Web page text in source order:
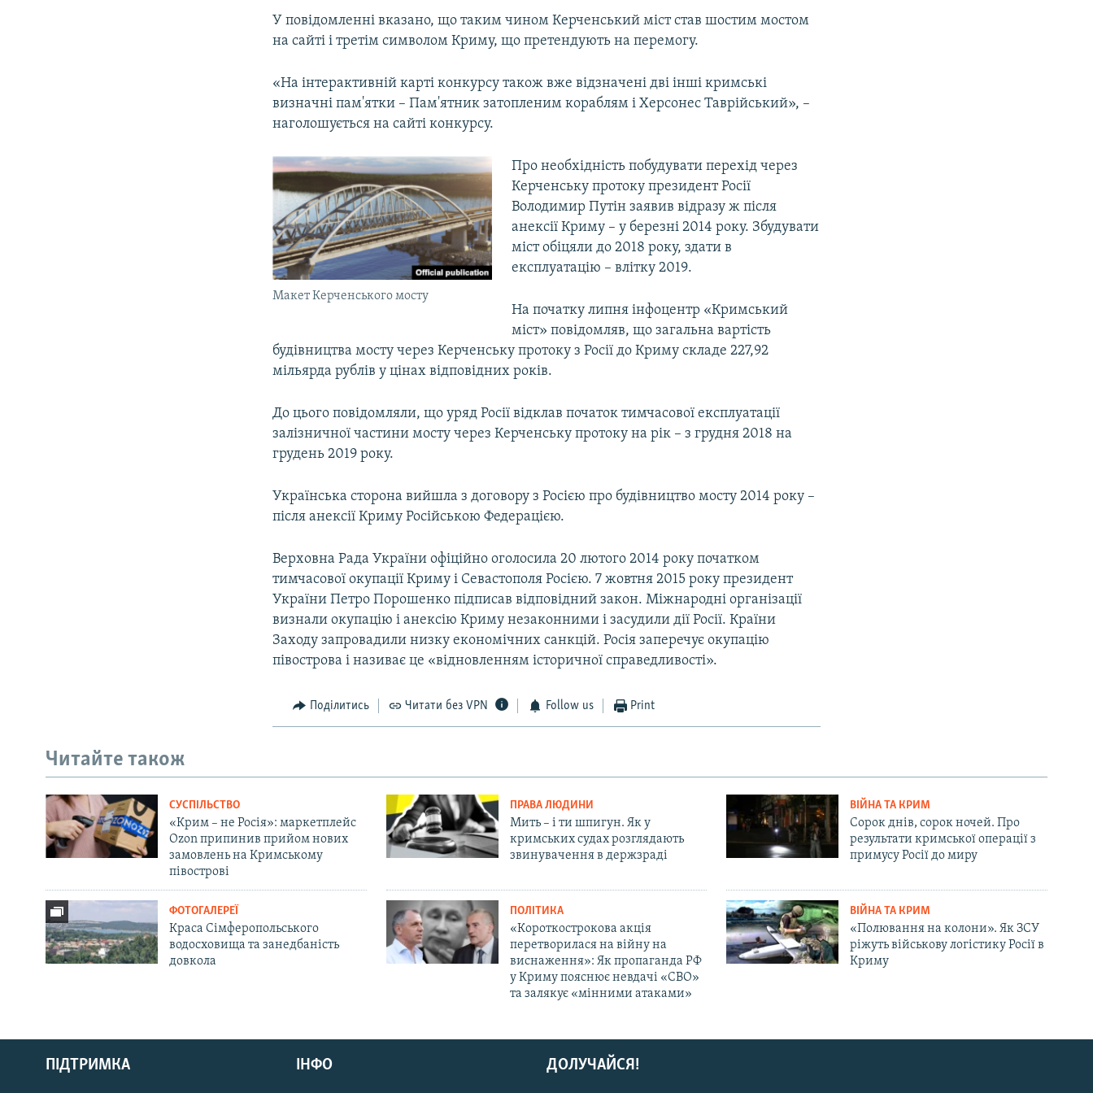
Русский
Qırımtatar
У повідомленні вказано, що таким чином Керченський міст став шостим мостом
на сайті і третім символом Криму, що претендують на перемогу.
«На інтерактивній карті конкурсу також вже відзначені дві інші кримські
визначні пам'ятки – Пам'ятник затопленим кораблям і Херсонес Таврійський», –
наголошується на сайті конкурсу.
Макет Керченського мосту
Про необхідність побудувати перехід через
Керченську протоку президент Росії
Володимир Путін заявив відразу ж після
анексії Криму – у березні 2014 року. Збудувати
міст обіцяли до 2018 року, здати в
експлуатацію – влітку 2019.
На початку липня інфоцентр «Кримський
міст» повідомляв, що загальна вартість
будівництва мосту через Керченську протоку з Росії до Криму складе 227,92
мільярда рублів у цінах відповідних років.
До цього повідомляли, що уряд Росії відклав початок тимчасової експлуатації
залізничної частини мосту через Керченську протоку на рік – з грудня 2018 на
грудень 2019 року.
Українська сторона вийшла з договору з Росією про будівництво мосту 2014 року –
після анексії Криму Російською Федерацією.
Верховна Рада України офіційно оголосила 20 лютого 2014 року початком
тимчасової окупації Криму і Севастополя Росією. 7 жовтня 2015 року президент
України Петро Порошенко підписав відповідний закон. Міжнародні організації
визнали окупацію і анексію Криму незаконними і засудили дії Росії. Країни
Заходу запровадили низку економічних санкцій. Росія заперечує окупацію
півострова і називає це «відновленням історичної справедливості».
Поділитись Читати без VPN Follow us Print
Читайте також
СУСПІЛЬСТВО
«Крим – не Росія»: маркетплейс
Ozon припинив прийом нових
замовлень на Кримському
півострові
ПРАВА ЛЮДИНИ
Мить – і ти шпигун. Як у
кримських судах розглядають
звинувачення в держзраді
ВІЙНА ТА КРИМ
Сорок днів, сорок ночей. Про
результати кримської операції з
примусу Росії до миру
ФОТОГАЛЕРЕЇ
Краса Сімферопольського
водосховища та занедбаність
довкола
ПОЛІТИКА
«Короткострокова акція
перетворилася на війну на
виснаження»: Як пропаганда РФ
у Криму пояснює невдачі «СВО»
та залякує «мінними атаками»
ВІЙНА ТА КРИМ
«Полювання на колони». Як ЗСУ
ріжуть військову логістику Росії в
Криму
ДОЛУЧАЙСЯ!
ПІДТРИМКА ІНФО